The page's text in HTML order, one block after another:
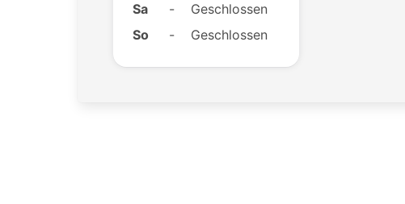
Sa
-
Geschlossen
So
- Geschlossen